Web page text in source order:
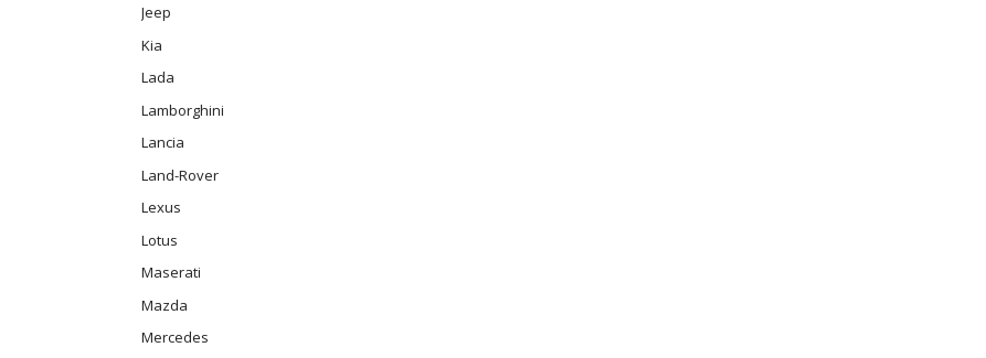
Jeep
Kia
Lada
Lamborghini
Lancia
Land-Rover
Lexus
Lotus
Maserati
Mazda
Mercedes